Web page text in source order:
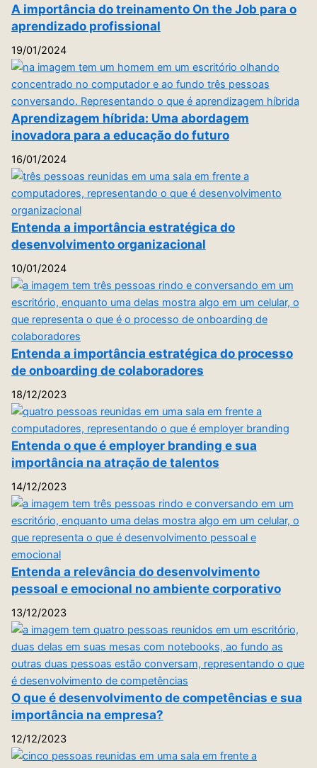
A importância do treinamento On the Job para o
aprendizado profissional
19/01/2024
Aprendizagem híbrida: Uma abordagem
inovadora para a educação do futuro
16/01/2024
Entenda a importância estratégica do
desenvolvimento organizacional
10/01/2024
Entenda a importância estratégica do processo
de onboarding de colaboradores
18/12/2023
Entenda o que é employer branding e sua
importância na atração de talentos
14/12/2023
Entenda a relevância do desenvolvimento
pessoal e emocional no ambiente corporativo
13/12/2023
O que é desenvolvimento de competências e sua
importância na empresa?
12/12/2023